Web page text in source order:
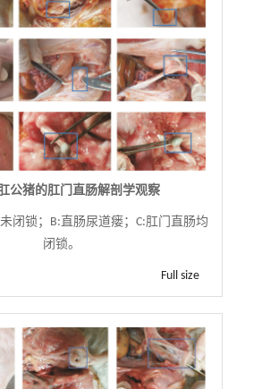
公猪的肛门直肠解剖学观察
闭锁；B:直肠尿道瘘；C:肛门直肠均
闭锁。
Full size